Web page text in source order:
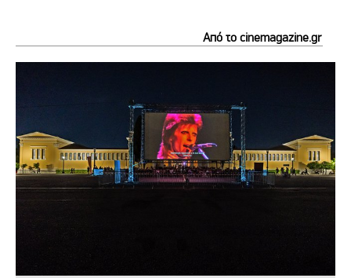
Από το cinemagazine.gr